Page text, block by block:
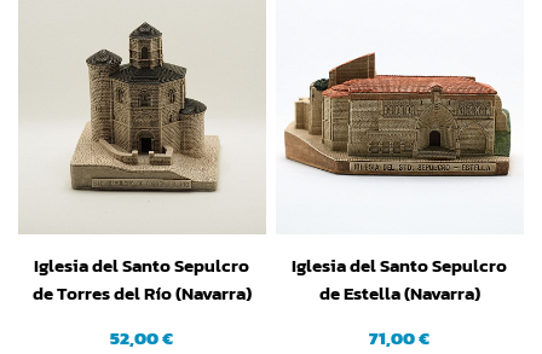
Iglesia del Santo Sepulcro
de Torres del Río (Navarra)
52,00 €
Iglesia del Santo Sepulcro
de Estella (Navarra)
71,00 €